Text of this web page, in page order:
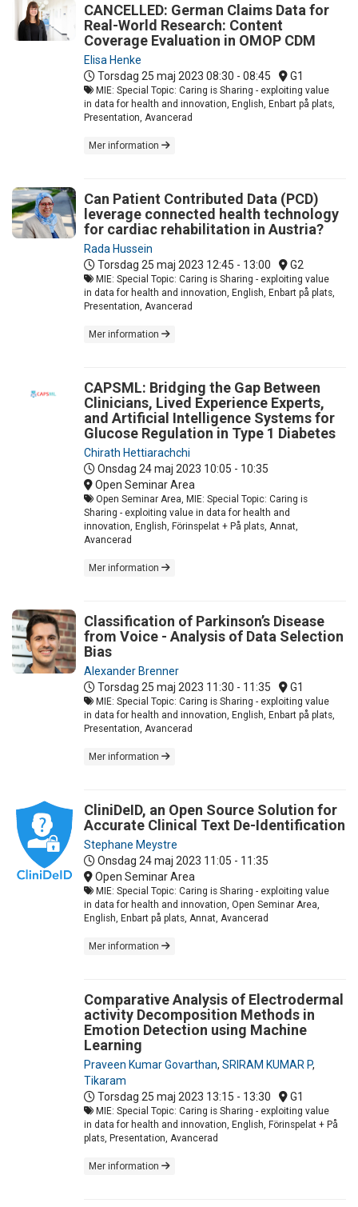
CANCELLED: German Claims Data for
Real-World Research: Content
Coverage Evaluation in OMOP CDM
Elisa Henke
Torsdag 25 maj 2023 08:30 - 08:45 G1
MIE: Special Topic: Caring is Sharing - exploiting value
in data for health and innovation, English, Enbart på plats,
Presentation, Avancerad
Mer information
Can Patient Contributed Data (PCD)
leverage connected health technology
for cardiac rehabilitation in Austria?
Rada Hussein
Torsdag 25 maj 2023 12:45 - 13:00 G2
MIE: Special Topic: Caring is Sharing - exploiting value
in data for health and innovation, English, Enbart på plats,
Presentation, Avancerad
Mer information
CAPSML: Bridging the Gap Between
Clinicians, Lived Experience Experts,
and Artificial Intelligence Systems for
Glucose Regulation in Type 1 Diabetes
Chirath Hettiarachchi
Onsdag 24 maj 2023 10:05 - 10:35
Open Seminar Area
Open Seminar Area, MIE: Special Topic: Caring is
Sharing - exploiting value in data for health and
innovation, English, Förinspelat + På plats, Annat,
Avancerad
Mer information
Classification of Parkinson’s Disease
from Voice - Analysis of Data Selection
Bias
Alexander Brenner
Torsdag 25 maj 2023 11:30 - 11:35 G1
MIE: Special Topic: Caring is Sharing - exploiting value
in data for health and innovation, English, Enbart på plats,
Presentation, Avancerad
Mer information
CliniDeID, an Open Source Solution for
Accurate Clinical Text De-Identification
Stephane Meystre
Onsdag 24 maj 2023 11:05 - 11:35
Open Seminar Area
MIE: Special Topic: Caring is Sharing - exploiting value
in data for health and innovation, Open Seminar Area,
English, Enbart på plats, Annat, Avancerad
Mer information
Comparative Analysis of Electrodermal
activity Decomposition Methods in
Emotion Detection using Machine
Learning
Praveen Kumar Govarthan, SRIRAM KUMAR P,
Tikaram
Torsdag 25 maj 2023 13:15 - 13:30 G1
MIE: Special Topic: Caring is Sharing - exploiting value
in data for health and innovation, English, Förinspelat + På
plats, Presentation, Avancerad
Mer information